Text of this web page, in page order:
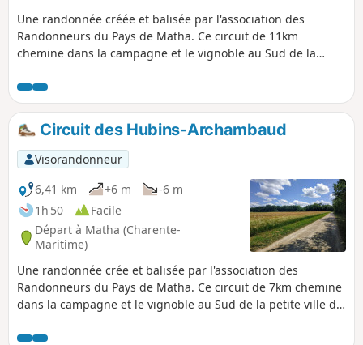
Une randonnée créée et balisée par l'association des
Randonneurs du Pays de Matha. Ce circuit de 11km
chemine dans la campagne et le vignoble au Sud de la
Circuit des Hubins-Archambaud
Visorandonneur
6,41 km
+6 m
-6 m
1h 50
Facile
Départ à Matha (Charente-
Maritime)
Une randonnée crée et balisée par l'association des
Randonneurs du Pays de Matha. Ce circuit de 7km chemine
dans la campagne et le vignoble au Sud de la petite ville de